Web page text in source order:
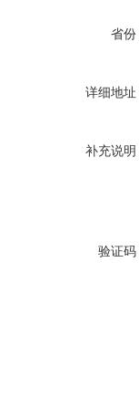
省份
详细地址
补充说明
验证码